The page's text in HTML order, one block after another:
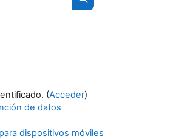
Buscar cursos
(Acceder)
de datos
dispositivos móviles